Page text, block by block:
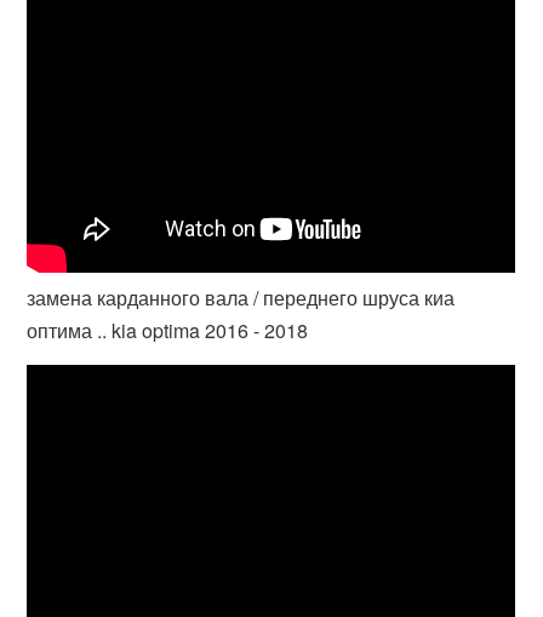
замена карданного вала / переднего шруса киа
оптима .. kia optima 2016 - 2018